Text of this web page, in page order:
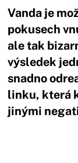
Vanda je
pokusech
ale tak
výsledek
snadno
linku, která
jinými